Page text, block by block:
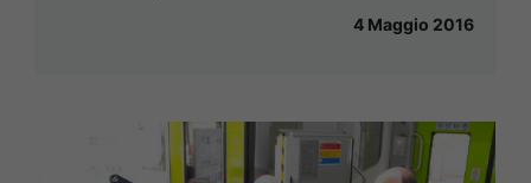
4 Maggio 2016